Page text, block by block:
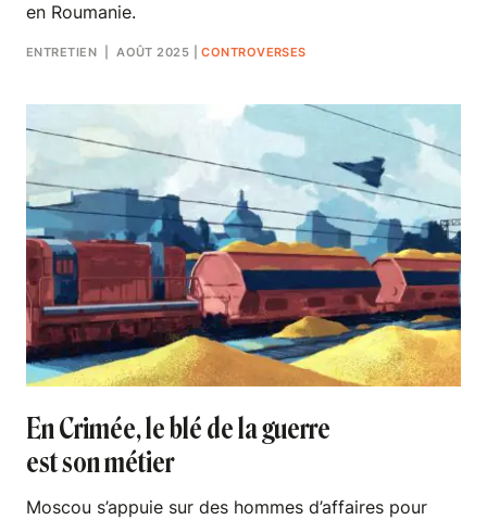
en Roumanie.
ENTRETIEN| AOÛT 2025 |CONTROVERSES
En Crimée, le blé de la guerre
est son métier
Moscou s’appuie sur des hommes d’affaires pour